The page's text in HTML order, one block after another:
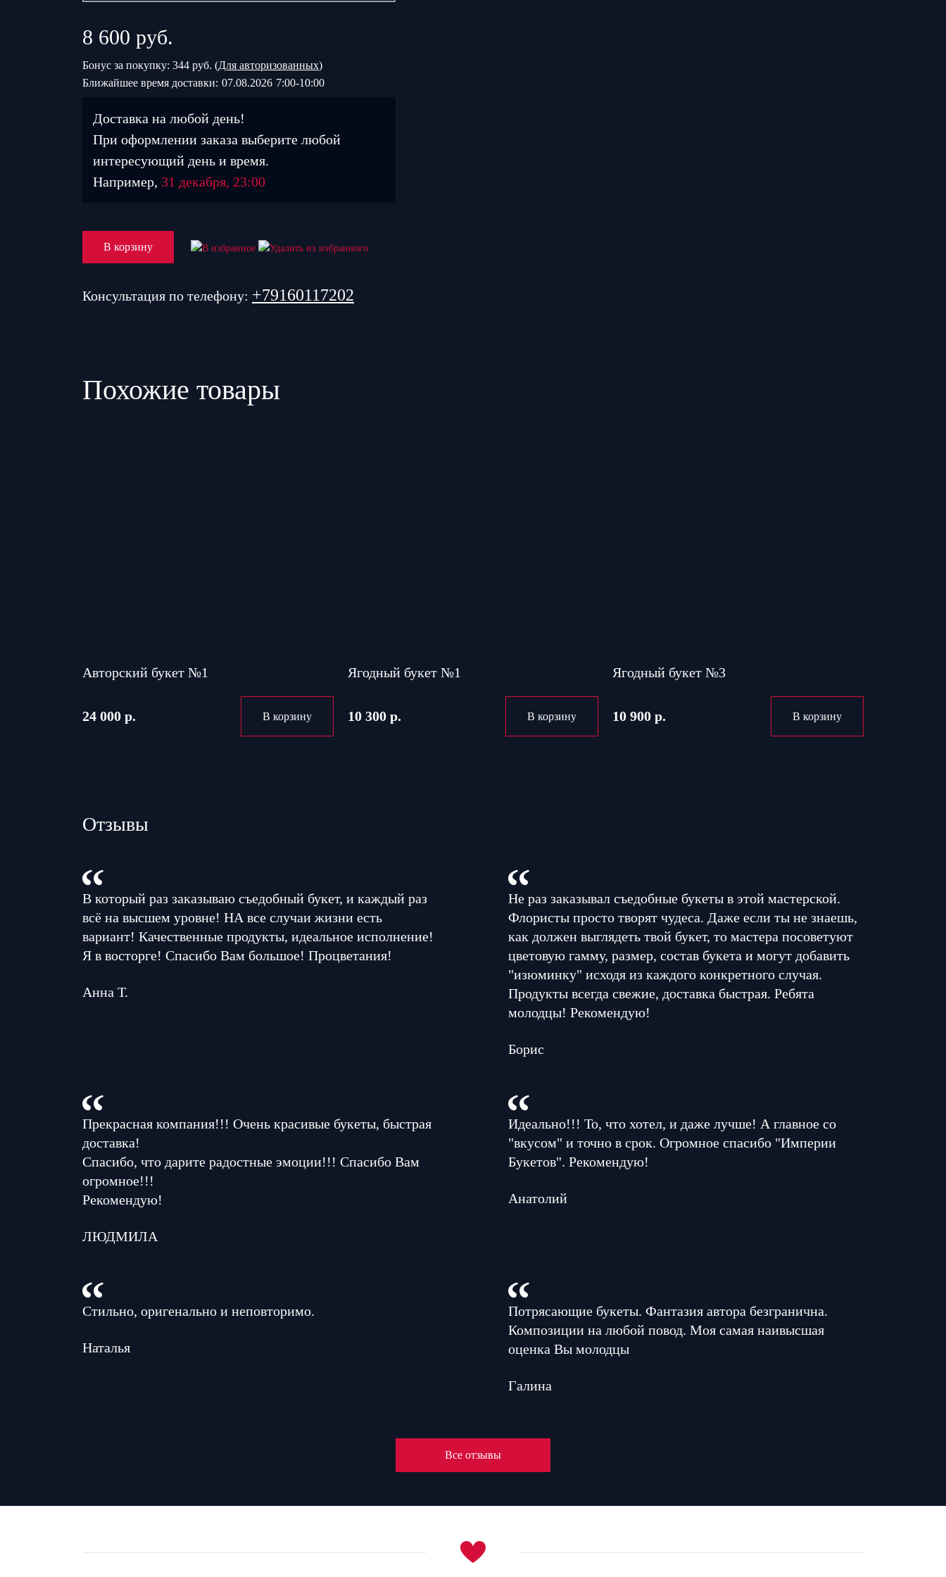
8 600 руб.
Бонус за покупку: 344 руб. (Для авторизованных)
Ближайшее время доставки: 07.08.2026 7:00-10:00
Доставка на любой день!
При оформлении заказа выберите любой
интересующий день и время.
Например, 31 декабря, 23:00
В корзину
Консультация по телефону: +79160117202
Похожие товары
Авторский букет №1
24 000 р. В корзину
Ягодный букет №1
10 300 р. В корзину
Ягодный букет №3
10 900 р. В корзину
Отзывы
В который раз заказываю съедобный букет, и каждый раз
всё на высшем уровне! НА все случаи жизни есть
вариант! Качественные продукты, идеальное исполнение!
Я в восторге! Спасибо Вам большое! Процветания!
Анна Т.
Не раз заказывал съедобные букеты в этой мастерской.
Флористы просто творят чудеса. Даже если ты не знаешь,
как должен выглядеть твой букет, то мастера посоветуют
цветовую гамму, размер, состав букета и могут добавить
"изюминку" исходя из каждого конкретного случая.
Продукты всегда свежие, доставка быстрая. Ребята
молодцы! Рекомендую!
Борис
Прекрасная компания!!! Очень красивые букеты, быстрая
доставка!
Спасибо, что дарите радостные эмоции!!! Спасибо Вам
огромное!!!
Рекомендую!
ЛЮДМИЛА
Идеально!!! То, что хотел, и даже лучше! А главное со
"вкусом" и точно в срок. Огромное спасибо "Империи
Букетов". Рекомендую!
Анатолий
Стильно, оригенально и неповторимо.
Наталья
Потрясающие букеты. Фантазия автора безгранична.
Композиции на любой повод. Моя самая наивысшая
оценка Вы молодцы
Галина
Все отзывы